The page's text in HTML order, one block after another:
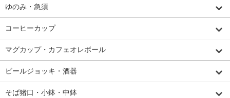
ゆのみ・急須
コーヒーカップ
マグカップ・カフェオレボール
ビールジョッキ・酒器
そば猪口・小鉢・中鉢